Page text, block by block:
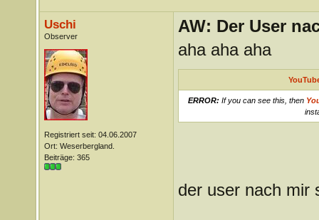
Uschi
Observer
Registriert seit: 04.06.2007
Ort: Weserbergland.
Beiträge: 365
AW: Der User
aha aha aha
ERROR: If you can see this, then
der user nach mir